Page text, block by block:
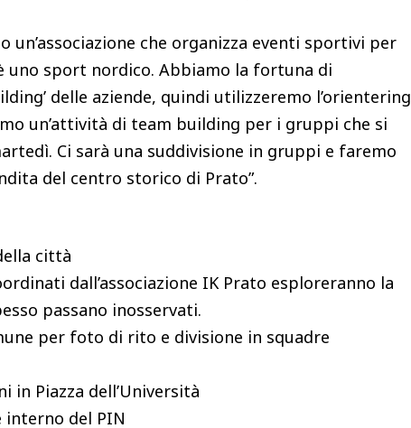
un’associazione che organizza eventi sportivi per
uno sport nordico. Abbiamo la fortuna di
delle aziende, quindi utilizzeremo l’orientering
un’attività di team building per i gruppi che si
Ci sarà una suddivisione in gruppi e faremo
del centro storico di Prato”.
città
dall’associazione IK Prato esploreranno la
passano inosservati.
per foto di rito e divisione in squadre
in Piazza dell’Università
interno del PIN